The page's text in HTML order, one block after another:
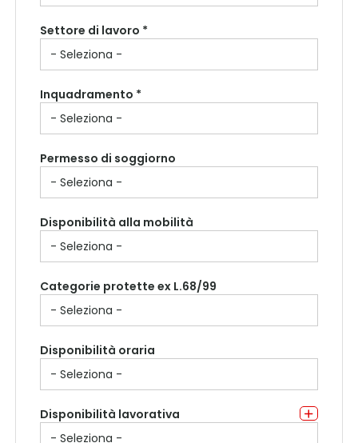
Settore di lavoro *
Inquadramento *
Permesso di soggiorno
Disponibilità alla mobilità
Categorie protette ex L.68/99
Disponibilità oraria
Disponibilità lavorativa